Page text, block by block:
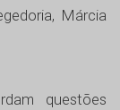
Márcia
questões